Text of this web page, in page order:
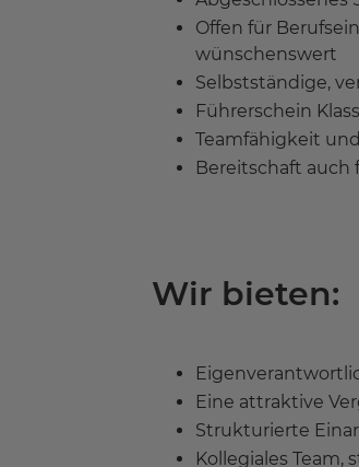
Offen für
wünschenswert
Selbstständige,
Führerschein
Teamfähigkeit
Bereitschaft auch
Wir bieten:
Eine attraktive
Strukturierte
Kollegiales